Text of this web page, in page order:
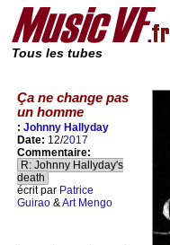
Tous les tubes
Ça ne change pas
un homme
: Johnny Hallyday
Date: 12/2017
Commentaire:
R: Johnny Hallyday's
death
écrit par Patrice
Guirao &Art Mengo